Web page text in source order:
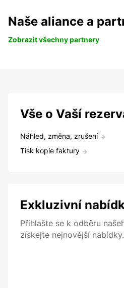
Naše aliance a
Zobrazit všechny partnery
Vše o Vaší
Náhled, změna, zrušení
Tisk kopie faktury
Exkluzivní
Přihlašte se k odběru
získejte nejnovější nabídky.